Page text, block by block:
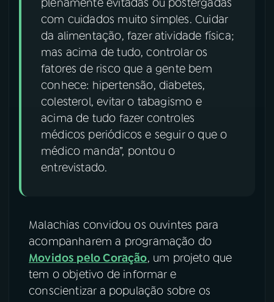
plenamente evitadas ou postergadas
com cuidados muito simples. Cuidar
da alimentação, fazer atividade física;
mas acima de tudo, controlar os
fatores de risco que a gente bem
conhece: hipertensão, diabetes,
colesterol, evitar o tabagismo e
acima de tudo fazer controles
médicos periódicos e seguir o que o
médico manda”, pontou o
entrevistado.
Malachias convidou os ouvintes para
acompanharem a programação do
Movidos pelo Coração, um projeto que
tem o objetivo de informar e
conscientizar a população sobre os